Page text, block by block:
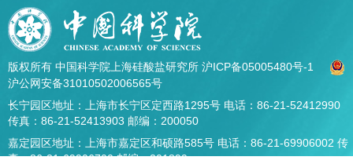
版权所有 中国科学院上海硅酸盐研究所 沪ICP备05005480号-1
沪公网安备31010502006565号
长宁园区地址：上海市长宁区定西路1295号 电话：86-21-52412990
传真：86-21-52413903 邮编：200050
嘉定园区地址：上海市嘉定区和硕路585号 电话：86-21-69906002 传
真：86-21-69906700 邮编：201899